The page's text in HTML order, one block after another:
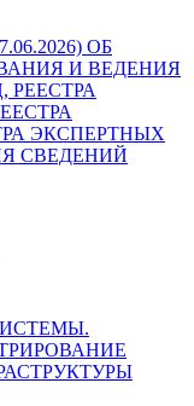
ОБ
И ВЕДЕНИЯ
РЕЕСТРА
ЭКСПЕРТНЫХ
СВЕДЕНИЙ